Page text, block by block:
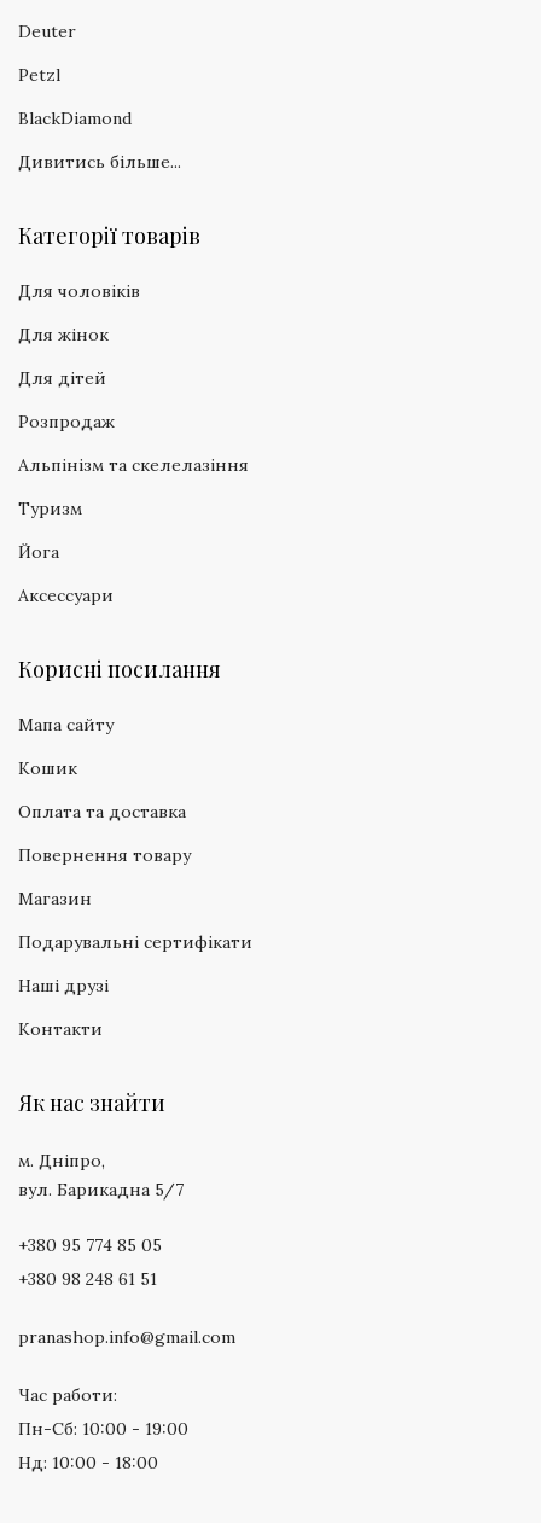
Deuter
Petzl
BlackDiamond
Дивитись більше...
Категорії товарів
Для чоловіків
Для жінок
Для дітей
Розпродаж
Альпінізм та скелелазіння
Туризм
Йога
Аксессуари
Корисні посилання
Мапа сайту
Кошик
Оплата та доставка
Повернення товару
Магазин
Подарувальні сертифікати
Наші друзі
Контакти
Як нас знайти
м. Дніпро,
вул. Барикадна 5/7
+380 95 774 85 05
+380 98 248 61 51
pranashop.info@gmail.com
Час работи:
Пн-Сб: 10:00 - 19:00
Нд: 10:00 - 18:00